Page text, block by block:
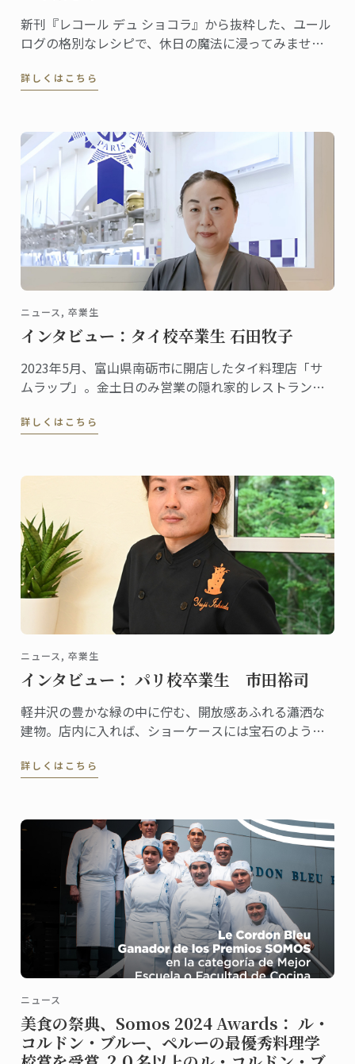
新刊『レコール デュ ショコラ』から抜粋した、ユール
ログの格別なレシピで、休日の魔法に浸ってみません
ゲストを喜ばせ、クリスマスのテーブルを盛り上げる
詳しくはこちら
ニュース, 卒業生
インタビュー：タイ校卒業生 石田牧子
2023年5月、富山県南砺市に開店したタイ料理店「サ
ムラップ」。金土日のみ営業の隠れ家的レストランに
既に評判、地元客はもちろん、遠くから足を延ばす人
詳しくはこちら
ニュース, 卒業生
インタビュー： パリ校卒業生 市田裕司
軽井沢の豊かな緑の中に佇む、開放感あふれる瀟洒な
建物。店内に入れば、ショーケースには宝石のように
誘います。
詳しくはこちら
ニュース
美食の祭典、Somos 2024 Awards： ル・
コルドン・ブルー、ペルーの最優秀料理学